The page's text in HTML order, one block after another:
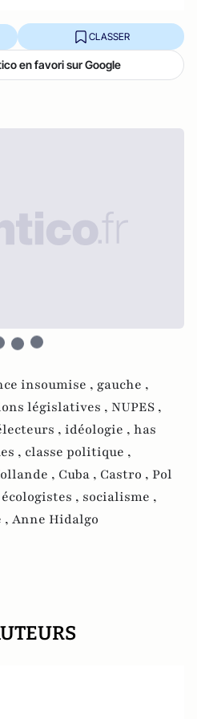
CLASSER
en favori sur Google
insoumise , gauche ,
législatives , NUPES ,
, idéologie , has
, classe politique ,
, Cuba , Castro , Pol
écologistes , socialisme ,
, Anne Hidalgo